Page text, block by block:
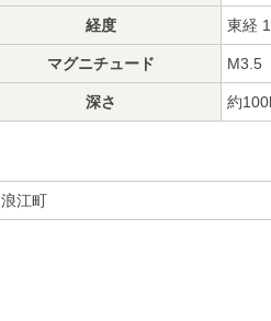
経度 東経
マグニチュード M3.5
深さ 約
浪江町